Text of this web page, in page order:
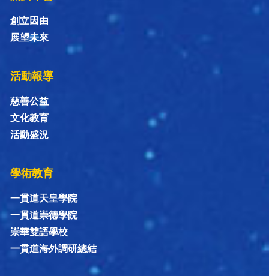
創立因由
展望未來
活動報導
慈善公益
文化教育
活動盛況
學術教育
一貫道天皇學院
一貫道崇德學院
崇華雙語學校
一貫道海外調研總結